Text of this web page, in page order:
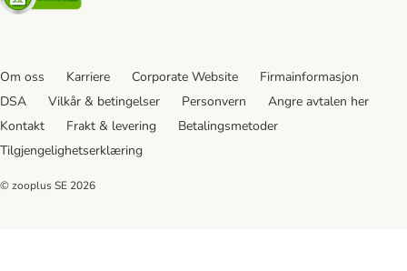
Om oss Karriere Corporate Website
Firmainformasjon
DSA
Vilkår & betingelser Personvern
Angre avtalen her
Kontakt
Frakt & levering
Betalingsmetoder
Tilgjengelighetserklæring
© zooplus SE 2026